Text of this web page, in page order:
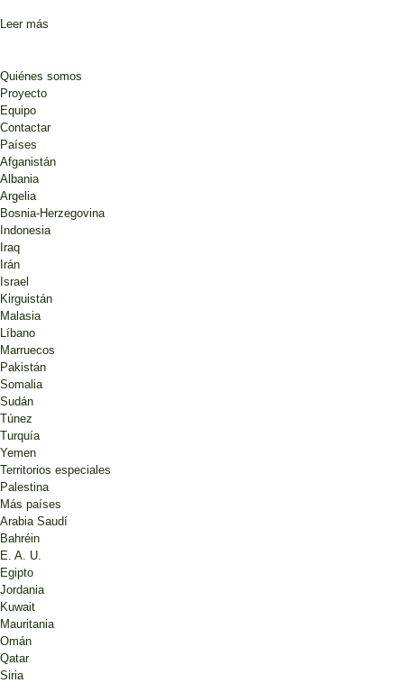
Leer más
Quiénes somos
Proyecto
Equipo
Contactar
Países
Afganistán
Albania
Argelia
Bosnia-Herzegovina
Indonesia
Iraq
Irán
Israel
Kirguistán
Malasia
Líbano
Marruecos
Pakistán
Somalia
Sudán
Túnez
Turquía
Yemen
Territorios especiales
Palestina
Más países
Arabia Saudí
Bahréin
E. A. U.
Egipto
Jordania
Kuwait
Mauritania
Omán
Qatar
Siria